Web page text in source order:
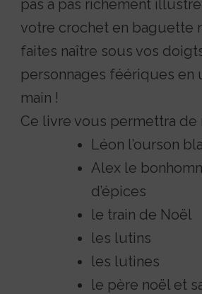
pas à pas richement
votre crochet en baguette
faites naître sous vos
personnages féériques en
main !
Ce livre vous permettra de
Léon l’ourson
Alex le
d’épices
le train de Noël
les lutins
les lutines
le père noël et